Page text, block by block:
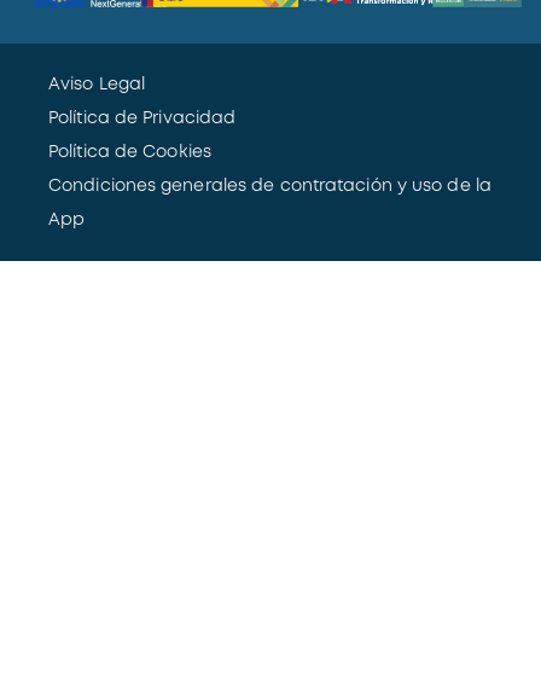
Aviso Legal
Política de Privacidad
Política de Cookies
Condiciones generales de contratación y uso de la
App